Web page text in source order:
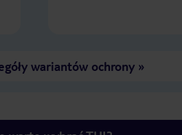
wariantów ochrony»